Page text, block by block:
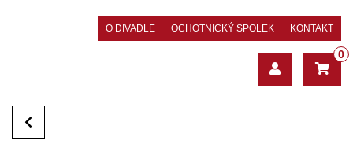
O DIVADLE OCHOTNICKÝ SPOLEK KONTAKT
0